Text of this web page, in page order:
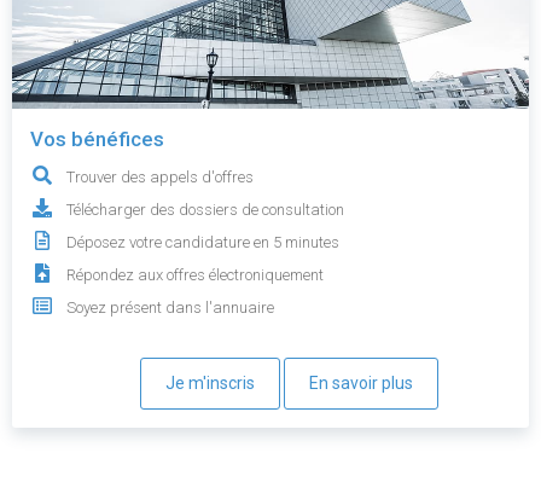
Vos bénéfices
Trouver des appels d'offres
Télécharger des dossiers de consultation
Déposez votre candidature en 5 minutes
Répondez aux offres électroniquement
Soyez présent dans l'annuaire
Je m'inscris En savoir plus